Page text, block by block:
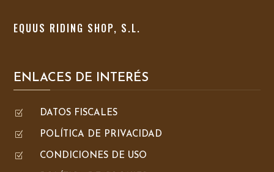
EQUUS RIDING SHOP, S.L.
ENLACES DE INTERÉS
Z DATOS FISCALES
Z POLÍTICA DE PRIVACIDAD
Z CONDICIONES DE USO